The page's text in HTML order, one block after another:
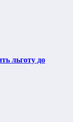
льготу до